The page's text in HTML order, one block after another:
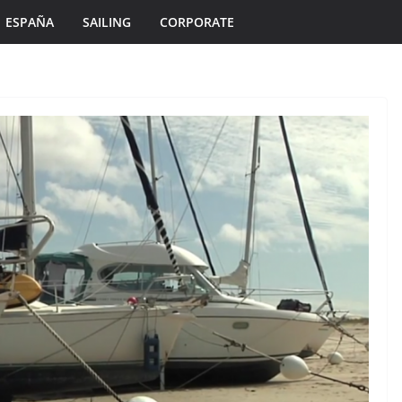
ESPAÑA SAILING CORPORATE
en
Île de Hoëdic |
Dimanche le Jour du
Zodiac
2 août 2026 Bretagne Télé